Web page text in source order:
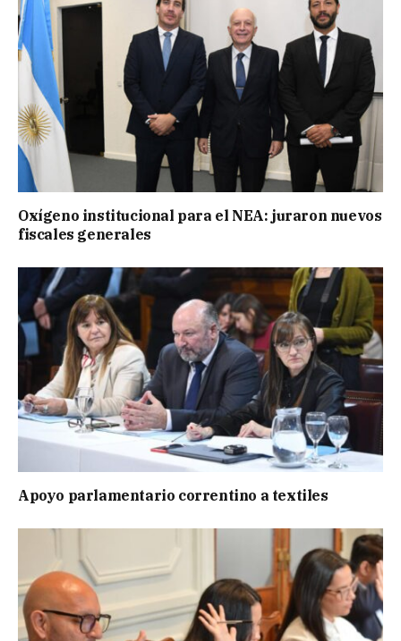
Oxígeno institucional para el NEA: juraron nuevos
fiscales generales
Apoyo parlamentario correntino a textiles